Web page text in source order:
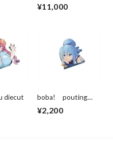
¥11,000
diecut
boba! pouting
¥2,200